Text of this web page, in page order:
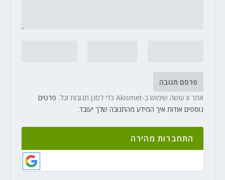
אתר זו עושה שימוש ב-Akismet כדי לסנן תגובות זבל.
פרטים
נוספים אודות איך המידע מהתגובה שלך יעובד.
התחברות מהירה